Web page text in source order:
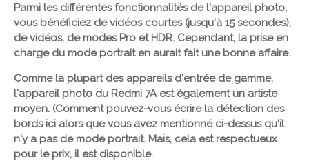
Parmi les différentes fonctionnalités de l'appareil photo,
vous bénéficiez de vidéos courtes (jusqu'à 15 secondes),
de vidéos, de modes Pro et HDR. Cependant, la prise en
charge du mode portrait en aurait fait une bonne affaire.
Comme la plupart des appareils d'entrée de gamme,
l'appareil photo du Redmi 7A est également un artiste
moyen. (Comment pouvez-vous écrire la détection des
bords ici alors que vous avez mentionné ci-dessus qu'il
n'y a pas de mode portrait. Mais, cela est respectueux
pour le prix, il est disponible.